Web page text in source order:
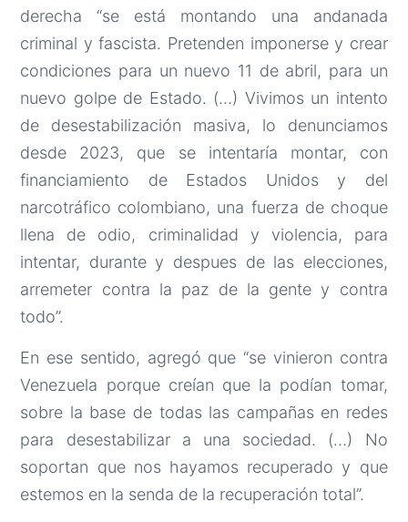
derecha “se está montando una andanada
criminal y fascista. Pretenden imponerse y crear
condiciones para un nuevo 11 de abril, para un
nuevo golpe de Estado. (…) Vivimos un intento
de desestabilización masiva, lo denunciamos
desde 2023, que se intentaría montar, con
financiamiento de Estados Unidos y del
narcotráfico colombiano, una fuerza de choque
llena de odio, criminalidad y violencia, para
intentar, durante y despues de las elecciones,
arremeter contra la paz de la gente y contra
todo”.
En ese sentido, agregó que “se vinieron contra
Venezuela porque creían que la podían tomar,
sobre la base de todas las campañas en redes
para desestabilizar a una sociedad. (…) No
soportan que nos hayamos recuperado y que
estemos en la senda de la recuperación total”.